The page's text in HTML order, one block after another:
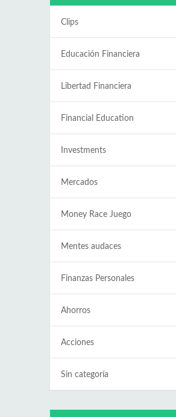
Clips
Educación Financiera
Libertad Financiera
Financial Education
Investments
Mercados
Money Race Juego
Mentes audaces
Finanzas Personales
Ahorros
Acciones
Sin categoría